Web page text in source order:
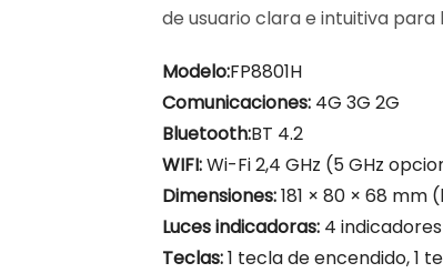
de usuario clara e intuitiva
Modelo:FP8801H
Comunicaciones: 4G 3G 2G
Bluetooth:BT 4.2
WIFI:Wi-Fi 2,4 GHz (5 GHz
Dimensiones:181 × 80 × 68 mm
Luces indicadoras: 4
Teclas:1 tecla de encendido, 1